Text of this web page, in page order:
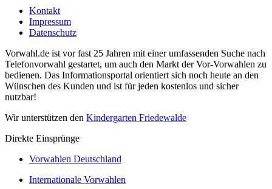
Kontakt
Impressum
Datenschutz
Vorwahl.de ist vor fast 25 Jahren mit einer umfassenden Suche nach
Telefonvorwahl gestartet, um auch den Markt der Vor-Vorwahlen zu
bedienen. Das Informationsportal orientiert sich noch heute an den
Wünschen des Kunden und ist für jeden kostenlos und sicher
nutzbar!
Wir unterstützen den Kindergarten Friedewalde
Direkte Einsprünge
Vorwahlen Deutschland
Internationale Vorwahlen